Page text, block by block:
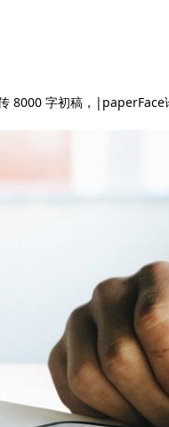
8000 字初稿，